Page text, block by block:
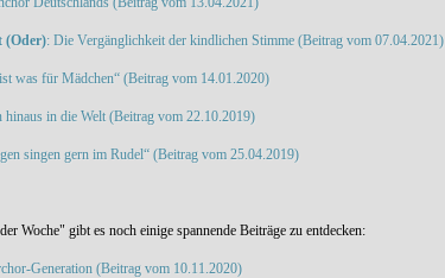
(Oder): Die Vergänglichkeit der kindlichen Stimme (Beitrag vom 07.04.2021)
was für Mädchen“ (Beitrag vom 14.01.2020)
hinaus in die Welt (Beitrag vom 22.10.2019)
singen gern im Rudel“ (Beitrag vom 25.04.2019)
Woche" gibt es noch einige spannende Beiträge zu entdecken:
Generation (Beitrag vom 10.11.2020)